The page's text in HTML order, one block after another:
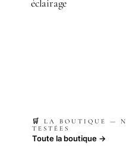
éclairage
🛒 LA BOUTIQUE —
TESTÉES
Toute la boutique →